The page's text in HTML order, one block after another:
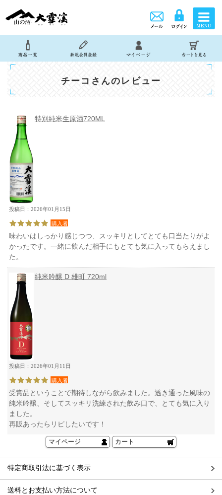
チーコさんのレビュー
特別純米生原酒720ML
投稿日：2026年01月15日
購入者
味わいはしっかり感じつつ、スッキリとしてとても口当たりがよ
かったです。一緒に飲んだ相手にもとても気に入ってもらえまし
た。
純米吟醸 D 雄町 720ml
投稿日：2026年01月11日
購入者
受賞品ということで期待しながら飲みました。透き通った風味の
純米吟醸、そしてスッキリ洗練された飲み口で、とても気に入り
ました。
再販あったらリピしたいです！
マイページ カート
特定商取引法に基づく表示
送料とお支払い方法について